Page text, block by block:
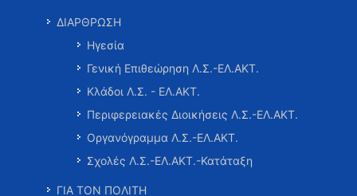
ΔΙΑΡΘΡΩΣΗ
Ηγεσία
Γενική Επιθεώρηση Λ.Σ.-ΕΛ.ΑΚΤ.
Κλάδοι Λ.Σ. - ΕΛ.ΑΚΤ.
Περιφερειακές Διοικήσεις Λ.Σ.-ΕΛ.ΑΚΤ.
Οργανόγραμμα Λ.Σ.-ΕΛ.ΑΚΤ.
Σχολές Λ.Σ.-ΕΛ.ΑΚΤ.-Κατάταξη
ΓΙΑ ΤΟΝ ΠΟΛΙΤΗ